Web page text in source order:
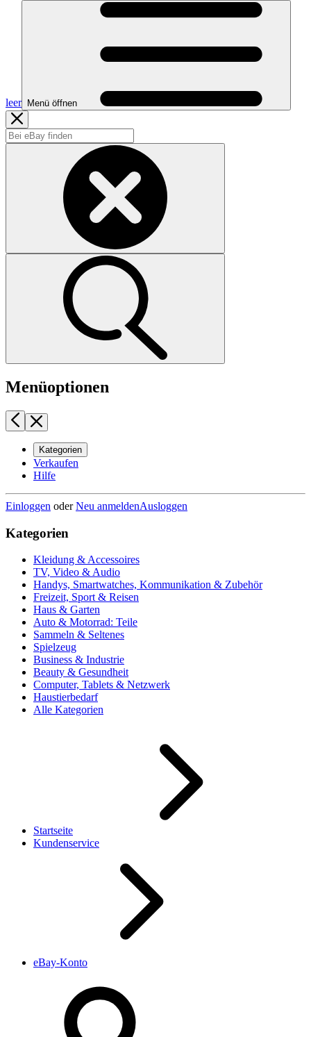
leer Menü öffnen
Menüoptionen
Kategorien
Verkaufen
Hilfe
Einloggen oderNeu anmeldenAusloggen
Kategorien
Kleidung & Accessoires
TV, Video & Audio
Handys, Smartwatches, Kommunikation & Zubehör
Freizeit, Sport & Reisen
Haus & Garten
Auto & Motorrad: Teile
Sammeln & Seltenes
Spielzeug
Business & Industrie
Beauty & Gesundheit
Computer, Tablets & Netzwerk
Haustierbedarf
Alle Kategorien
Startseite
Kundenservice
eBay-Konto